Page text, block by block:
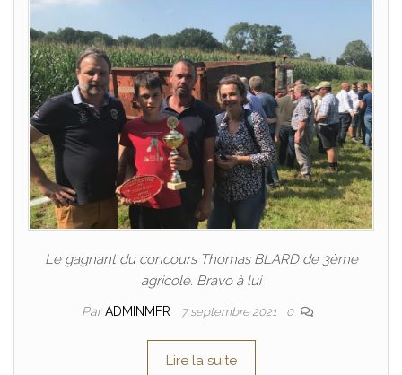
Le gagnant du concours Thomas BLARD de 3ème
agricole. Bravo à lui
ParADMINMFR 7 septembre 2021 0
Lire la suite